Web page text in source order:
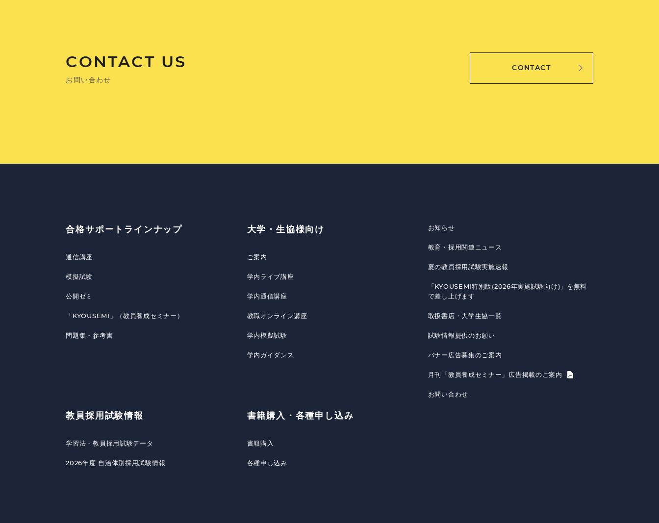
CONTACT US
お問い合わせ
CONTACT
合格サポートラインナップ
通信講座
模擬試験
公開ゼミ
「KYOUSEMI」（教員養成セミナー）
問題集・参考書
教員採用試験情報
学習法・教員採用試験データ
2026年度 自治体別採用試験情報
大学・生協様向け
ご案内
学内ライブ講座
学内通信講座
教職オンライン講座
学内模擬試験
学内ガイダンス
書籍購入・各種申し込み
書籍購入
各種申し込み
お知らせ
教育・採用関連ニュース
夏の教員採用試験実施速報
「KYOUSEMI特別版(2026年実施試験向け)」を無料
で差し上げます
取扱書店・大学生協一覧
試験情報提供のお願い
バナー広告募集のご案内
月刊「教員養成セミナー」広告掲載のご案内
お問い合わせ